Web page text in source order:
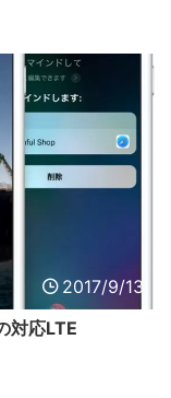
2017/9/13
対応LTE